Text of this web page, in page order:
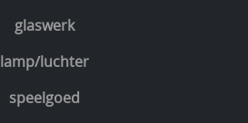
glaswerk
lamp/luchter
speelgoed